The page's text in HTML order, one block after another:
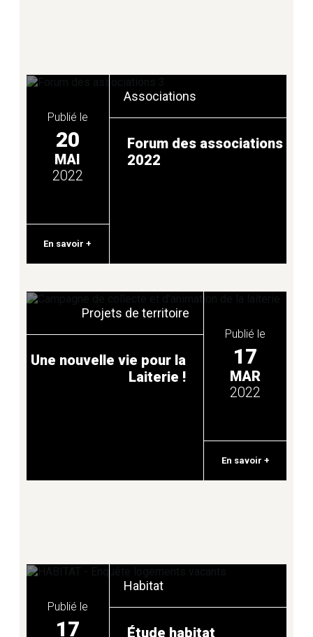
PETITE ENFANCE
PROJETS DE TERRITOIRE
RÉNOVATION ÉNERGÉTIQUE
SANTÉ
TRANSPORT
Publié le
20
MAI
2022
En savoir +
Associations
Forum des associations
2022
Publié le
17
MAR
2022
En savoir +
Projets de territoire
Une nouvelle vie pour la
Laiterie !
Publié le
17
Habitat
Étude habitat